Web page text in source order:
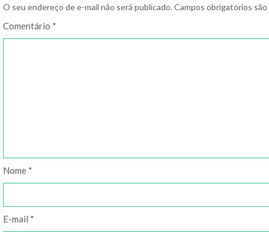
O seu endereço de e-mail não será publicado. Campos obrigatórios
Comentário *
Nome *
E-mail *